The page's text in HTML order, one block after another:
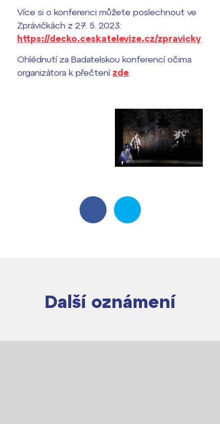
Více si o konferenci můžete poslechnout ve
Zprávičkách z 27. 5. 2023:
https://decko.ceskatelevize.cz/zpravicky
Ohlédnutí za Badatelskou konferencí očima
organizátora k přečtení zde
Další oznámení